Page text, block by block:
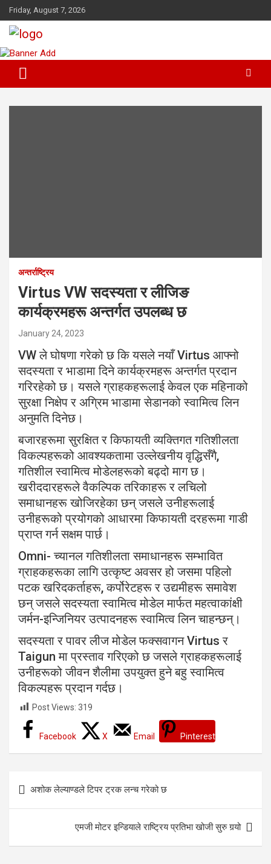
Skip
to
content
Friday, August 7, 2026
अन्तर्राष्ट्रिय
Virtus VW सदस्यता र लीजिङ
कार्यक्रमहरू अन्तर्गत उपलब्ध छ
January 24, 2023
VW ले घोषणा गरेको छ कि यसले नयाँ Virtus आफ्नो
सदस्यता र भाडामा दिने कार्यक्रमहरू अन्तर्गत प्रदान
गरिरहेको छ। यसले ग्राहकहरूलाई केवल एक महिनाको
सुरक्षा निक्षेप र अग्रिम भाडामा सेडानको स्वामित्व लिन
अनुमति दिनेछ।
बजारहरूमा सुरक्षित र किफायती व्यक्तिगत गतिशीलता
विकल्पहरूको आवश्यकतामा उल्लेखनीय वृद्धिसँगै,
गतिशील स्वामित्व मोडेलहरूको बढ्दो माग छ।
खरीददारहरूले वैकल्पिक तरिकाहरू र लचिलो
समाधानहरू खोजिरहेका छन् जसले उनीहरूलाई
उनीहरूको प्रयोगको आधारमा किफायती दरहरूमा गाडी
प्राप्त गर्न सक्षम पार्छ।
Omni- च्यानल गतिशीलता समाधानहरू सम्भावित
ग्राहकहरूका लागि उत्कृष्ट अवसर हो जसमा पहिलो
पटक खरिदकर्ताहरू, कर्पोरेटहरू र उद्यमीहरू समावेश
छन् जसले सदस्यता स्वामित्व मोडेल मार्फत महत्वाकांक्षी
जर्मन-इन्जिनियर उत्पादनहरू स्वामित्व लिन चाहन्छन्।
सदस्यता र पावर लीज मोडेल फक्सवागन Virtus र
Taigun मा प्रस्ताव गरिएको छ जसले ग्राहकहरूलाई
उनीहरूको जीवन शैलीमा उपयुक्त हुने बहु स्वामित्व
विकल्पहरू प्रदान गर्दछ।
Post Views: 319
Facebook X Email Pinterest
navigation
अशोक लेल्याण्डले टिपर ट्रक लन्च गरेको छ
एमजी मोटर इन्डियाले राष्ट्रिय प्रतिभा खोजी सुरु गर्‍यो